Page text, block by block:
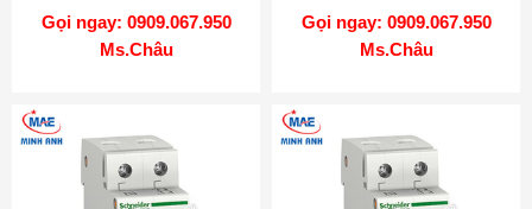
Gọi ngay: 0909.067.950
Ms.Châu
Gọi ngay: 0909.067.950
Ms.Châu